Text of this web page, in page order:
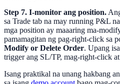
Step 7. I-monitor ang position.
sa Trade tab na may running P&L
mga position ay maaaring ma-
pamamagitan ng pag-right-click sa
Modify or Delete Order. Upang
trigger ang SL/TP, mag-right-click
Isang praktikal na unang hakbang